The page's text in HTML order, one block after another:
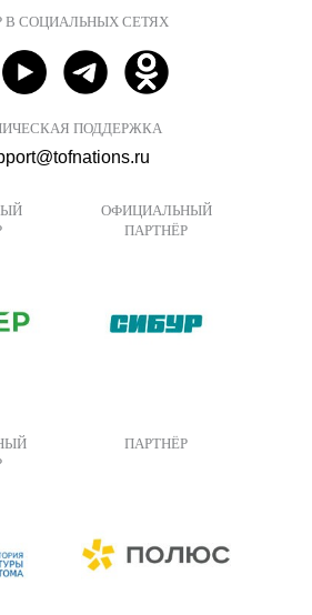
В СОЦИАЛЬНЫХ СЕТЯХ
ПОДДЕРЖКА
ОФИЦИАЛЬНЫЙ
ПАРТНЁР
ПАРТНЁР